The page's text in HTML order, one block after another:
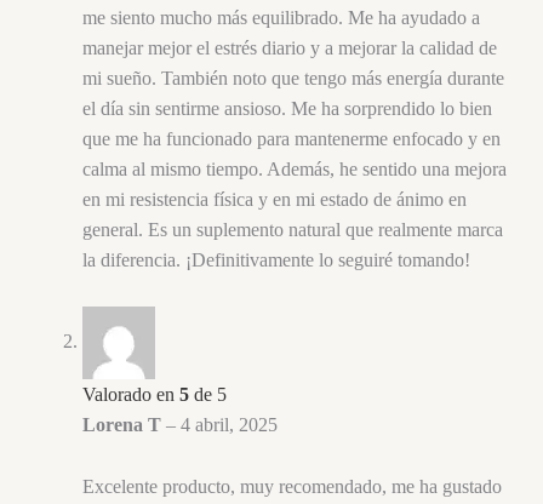
me siento mucho más equilibrado. Me ha ayudado a
manejar mejor el estrés diario y a mejorar la calidad de
mi sueño. También noto que tengo más energía durante
el día sin sentirme ansioso. Me ha sorprendido lo bien
que me ha funcionado para mantenerme enfocado y en
calma al mismo tiempo. Además, he sentido una mejora
en mi resistencia física y en mi estado de ánimo en
general. Es un suplemento natural que realmente marca
la diferencia. ¡Definitivamente lo seguiré tomando!
Valorado en 5 de 5
Lorena T – 4 abril, 2025
Excelente producto, muy recomendado, me ha gustado